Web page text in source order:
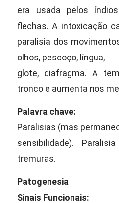
era usada pelos
flechas. A intoxicação
paralisia dos
olhos, pescoço, língua,
glote, diafragma. A
tronco e aumenta nos
Palavra chave:
Paralisias (mas
sensibilidade).
tremuras.
Patogenesia
Sinais Funcionais: